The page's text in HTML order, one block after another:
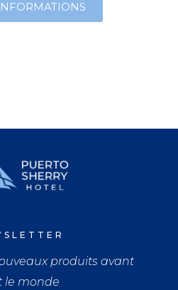
produits avant
le monde